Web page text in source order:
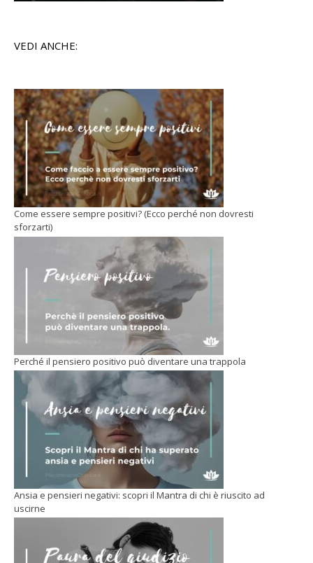
VEDI ANCHE:
Come essere sempre positivi? (Ecco perché non dovresti
sforzarti)
Perché il pensiero positivo può diventare una trappola
Ansia e pensieri negativi: scopri il Mantra di chi è riuscito ad
uscirne